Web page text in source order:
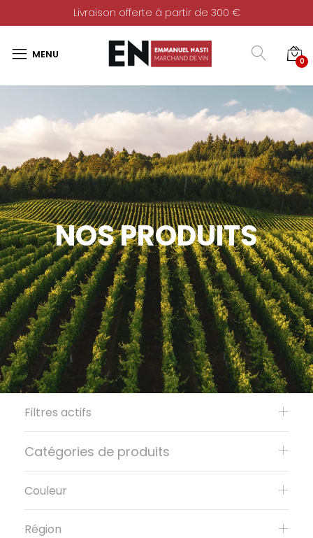
Livraison offerte à partir de 300 €
0
NOS PRODUITS
Filtres actifs
Catégories de produits
Couleur
Région